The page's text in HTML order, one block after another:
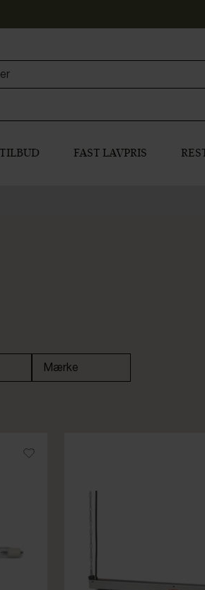
TILBUD FAST LAVPRIS
Mærke